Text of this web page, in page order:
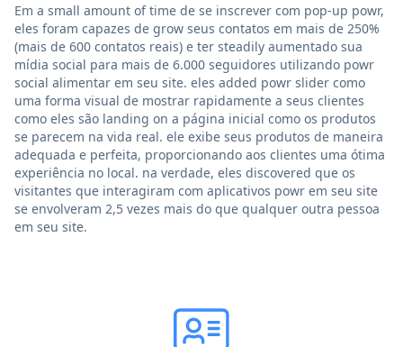
Em a small amount of time de se inscrever com pop-up powr,
eles foram capazes de grow seus contatos em mais de 250%
(mais de 600 contatos reais) e ter steadily aumentado sua
mídia social para mais de 6.000 seguidores utilizando powr
social alimentar em seu site. eles added powr slider como
uma forma visual de mostrar rapidamente a seus clientes
como eles são landing on a página inicial como os produtos
se parecem na vida real. ele exibe seus produtos de maneira
adequada e perfeita, proporcionando aos clientes uma ótima
experiência no local. na verdade, eles discovered que os
visitantes que interagiram com aplicativos powr em seu site
se envolveram 2,5 vezes mais do que qualquer outra pessoa
em seu site.